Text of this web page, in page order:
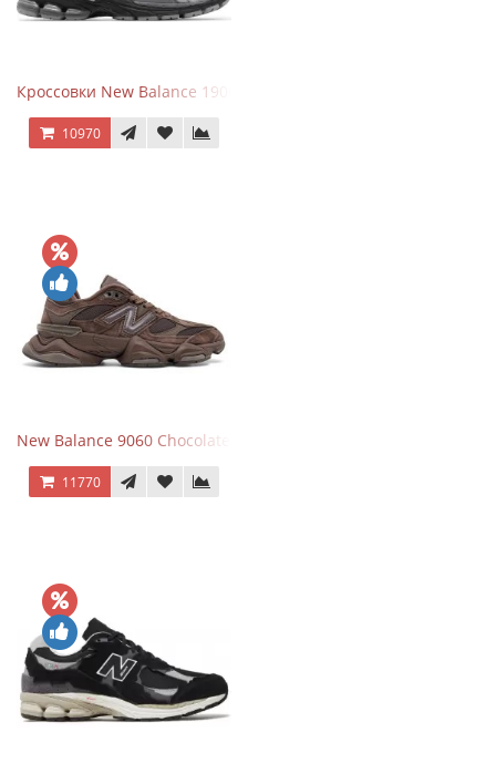
Кроссовки New Balance 1906R Brighton Grey
10970
New Balance 9060 Chocolate Brown
11770